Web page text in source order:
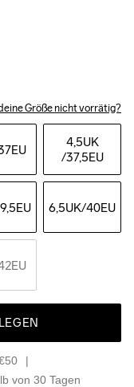
Größe nicht vorrätig?
4,5UK
/37,5EU
6,5UK/40EU
von 30 Tagen